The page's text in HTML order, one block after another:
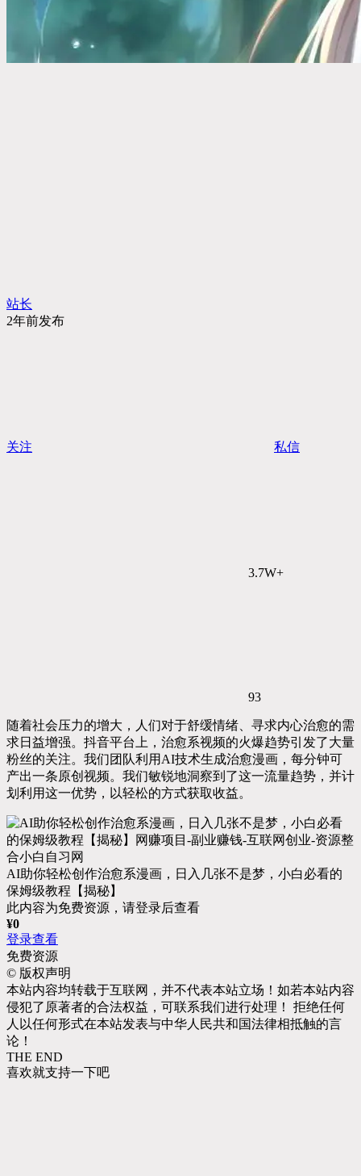
站长
2年前发布
关注 私信
3.7W+
93
随着社会压力的增大，人们对于舒缓情绪、寻求内心治愈的需
求日益增强。抖音平台上，治愈系视频的火爆趋势引发了大量
粉丝的关注。我们团队利用AI技术生成治愈漫画，每分钟可
产出一条原创视频。我们敏锐地洞察到了这一流量趋势，并计
划利用这一优势，以轻松的方式获取收益。
AI助你轻松创作治愈系漫画，日入几张不是梦，小白必看的
保姆级教程【揭秘】
此内容为免费资源，请登录后查看
¥0
登录查看
免费资源
© 版权声明
本站内容均转载于互联网，并不代表本站立场！如若本站内容
侵犯了原著者的合法权益，可联系我们进行处理！ 拒绝任何
人以任何形式在本站发表与中华人民共和国法律相抵触的言
论！
THE END
喜欢就支持一下吧